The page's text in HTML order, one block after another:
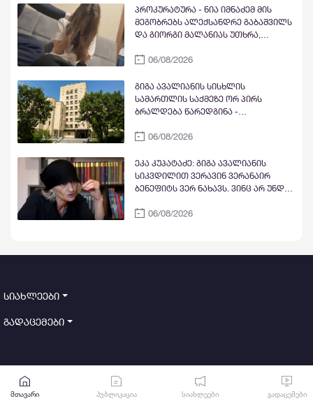
ჩასცეს გულში შხამიანი ისარი
ნანული ჟორჟოლიანის ხელით
მხარდაჭერას საქართველოს
სუვერენიტეტისა და ტერიტორიული
მთლიანობის მიმართ
პროკურატურა - ნია იმნაძემ მის
მეგობრებს ალექსანდრე გაბაშვილს
და გიორგი მალანიას უთხრა,
გიგა ავალიანი ზედმეტ ყურადღებას
ალექსანდრე გაბაშვილი წააქეზა,
თანამზრახველებთან ერთად თავს
დასხმოდა გიგა ავალიანს
06/08/2026
გიგა ავალიანის სისხლის
სამართლის საქმეზე ორ პირს
ბრალდება წარედგინა -
06/08/2026
ეკა კუპატაძე: გიგა ავალიანის
სიკვდილით ვერავინ ვერანაირ
ბენეფიტს ვერ ნახავს. ვინც არ უნდა
06/08/2026
მთავარი პუბლიკაცია სიახლეები გადაცემები
სიახლეები
გადაცემები
სიახლეების გამოწერა